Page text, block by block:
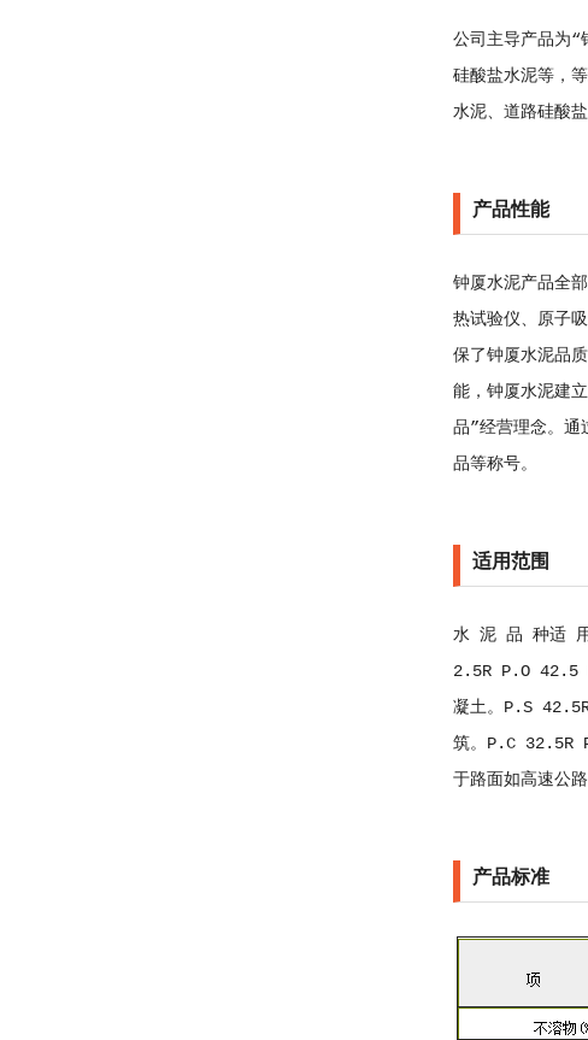
公司主导产品为“
硅酸盐水泥等，
水泥、道路硅酸
产品性能
钟厦水泥产品全
热试验仪、原子
保了钟厦水泥品
能，钟厦水泥建
品”经营理念。通
品等称号。
适用范围
水 泥 品 种适
2.5R P.O 42.5
凝土。P.S
筑。P.C 32.5R
于路面如高速公
产品标准